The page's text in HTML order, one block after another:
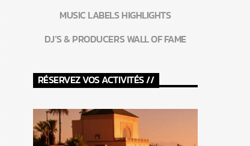
MUSIC LABELS HIGHLIGHTS
DJ’S & PRODUCERS WALL OF FAME
RÉSERVEZ VOS ACTIVITÉS //